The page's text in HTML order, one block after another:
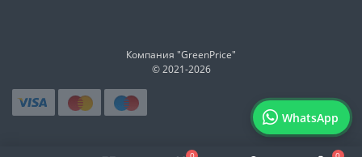
WhatsApp
Компания "GreenPrice"
© 2021-2026